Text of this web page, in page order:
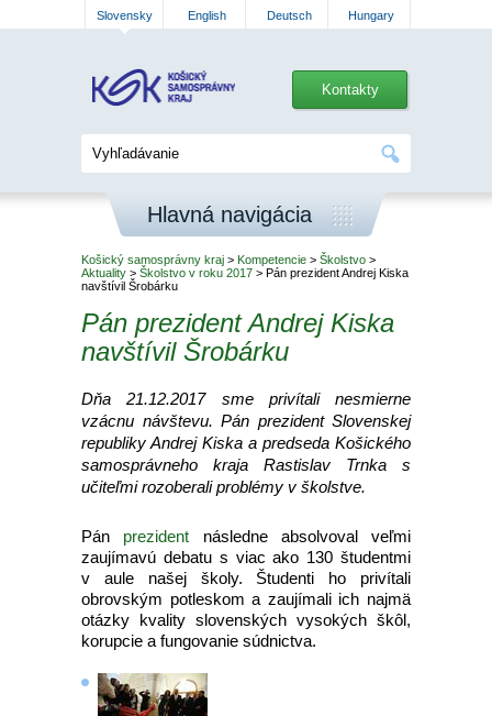
Slovensky English Deutsch Hungary
Kontakty
Hlavná navigácia
Košický samosprávny kraj > Kompetencie > Školstvo >
Aktuality > Školstvo v roku 2017 > Pán prezident Andrej Kiska
navštívil Šrobárku
Pán prezident Andrej Kiska
navštívil Šrobárku
Dňa 21.12.2017 sme privítali nesmierne
vzácnu návštevu. Pán prezident Slovenskej
republiky Andrej Kiska a predseda Košického
samosprávneho kraja Rastislav Trnka s
učiteľmi rozoberali problémy v školstve.
Pán prezident následne absolvoval veľmi
zaujímavú debatu s viac ako 130 študentmi
v aule našej školy. Študenti ho privítali
obrovským potleskom a zaujímali ich najmä
otázky kvality slovenských vysokých škôl,
korupcie a fungovanie súdnictva.